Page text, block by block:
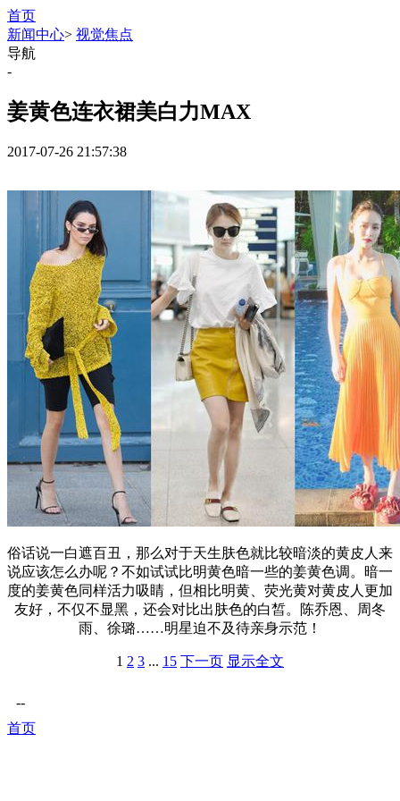
首页
新闻中心> 视觉焦点
导航
-
姜黄色连衣裙美白力MAX
2017-07-26 21:57:38
俗话说一白遮百丑，那么对于天生肤色就比较暗淡的黄皮人来
说应该怎么办呢？不如试试比明黄色暗一些的姜黄色调。暗一
度的姜黄色同样活力吸睛，但相比明黄、荧光黄对黄皮人更加
友好，不仅不显黑，还会对比出肤色的白皙。陈乔恩、周冬
雨、徐璐……明星迫不及待亲身示范！
1 2 3 ... 15 下一页 显示全文
--
首页